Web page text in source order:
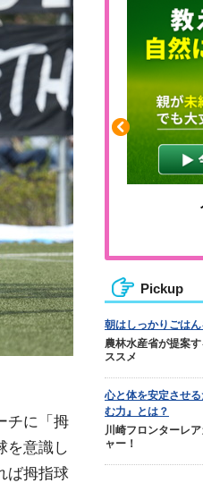
チに「拇
を意識し
ば拇指球
や疲れに
カバリー
Pickup
朝はしっかりごはん
農林水産省が提案
ススメ
心と体を安定させ
む力』とは？
川崎フロンターレ
ャー！